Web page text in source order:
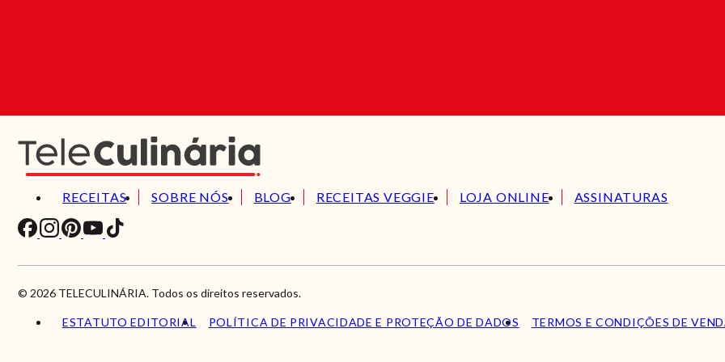
RECEITAS SOBRE NÓS BLOG RECEITAS VEGGIE LOJA ONLINE ASSINATURAS
© 2026 TELECULINÁRIA. Todos os direitos reservados.
ESTATUTO EDITORIAL POLÍTICA DE PRIVACIDADE E PROTEÇÃO DE DADOS TERMOS E CONDIÇÕES DE